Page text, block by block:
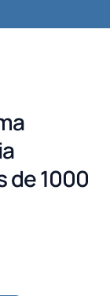
de 1000